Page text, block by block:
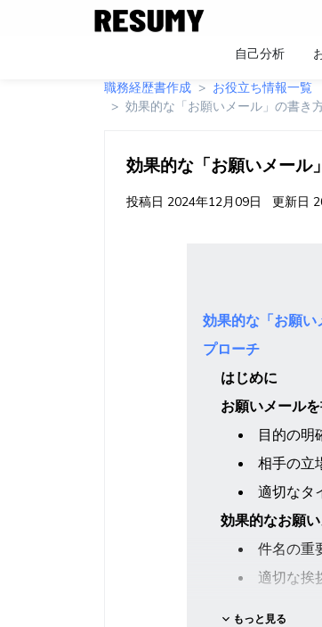
自己分析
職務経歴書作成
お役立ち情報一覧
効果的な「お願いメール」の書き
効果的な「お願いメール
投稿日 2024年12月09日 更新日
効果的な「お願
プローチ
はじめに
お願いメール
目的の明
相手の立
適切なタ
効果的なお願
件名の重
適切な挨
もっと見る